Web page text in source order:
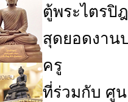
ตู้พระไตรปิ
สุดยอดงาน
ครู
ที่ร่วมกับ ศูน